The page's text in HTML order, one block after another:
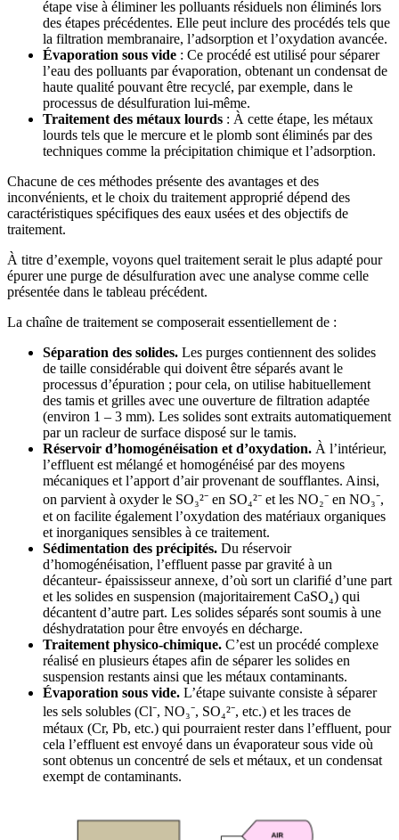
étape vise à éliminer les polluants résiduels non éliminés lors
des étapes précédentes. Elle peut inclure des procédés tels que
la filtration membranaire, l’adsorption et l’oxydation avancée.
Évaporation sous vide : Ce procédé est utilisé pour séparer
l’eau des polluants par évaporation, obtenant un condensat de
haute qualité pouvant être recyclé, par exemple, dans le
processus de désulfuration lui-même.
Traitement des métaux lourds : À cette étape, les métaux
lourds tels que le mercure et le plomb sont éliminés par des
techniques comme la précipitation chimique et l’adsorption.
Chacune de ces méthodes présente des avantages et des
inconvénients, et le choix du traitement approprié dépend des
caractéristiques spécifiques des eaux usées et des objectifs de
traitement.
À titre d’exemple, voyons quel traitement serait le plus adapté pour
épurer une purge de désulfuration avec une analyse comme celle
présentée dans le tableau précédent.
La chaîne de traitement se composerait essentiellement de :
Séparation des solides. Les purges contiennent des solides
de taille considérable qui doivent être séparés avant le
processus d’épuration ; pour cela, on utilise habituellement
des tamis et grilles avec une ouverture de filtration adaptée
(environ 1 – 3 mm). Les solides sont extraits automatiquement
par un racleur de surface disposé sur le tamis.
Réservoir d’homogénéisation et d’oxydation. À l’intérieur,
l’effluent est mélangé et homogénéisé par des moyens
mécaniques et l’apport d’air provenant de soufflantes. Ainsi,
on parvient à oxyder le SO₃²⁻ en SO₄²⁻ et les NO₂⁻ en NO₃⁻,
et on facilite également l’oxydation des matériaux organiques
et inorganiques sensibles à ce traitement.
Sédimentation des précipités. Du réservoir
d’homogénéisation, l’effluent passe par gravité à un
décanteur- épaississeur annexe, d’où sort un clarifié d’une part
et les solides en suspension (majoritairement CaSO₄) qui
décantent d’autre part. Les solides séparés sont soumis à une
déshydratation pour être envoyés en décharge.
Traitement physico-chimique. C’est un procédé complexe
réalisé en plusieurs étapes afin de séparer les solides en
suspension restants ainsi que les métaux contaminants.
Évaporation sous vide. L’étape suivante consiste à séparer
les sels solubles (Cl⁻, NO₃⁻, SO₄²⁻, etc.) et les traces de
métaux (Cr, Pb, etc.) qui pourraient rester dans l’effluent, pour
cela l’effluent est envoyé dans un évaporateur sous vide où
sont obtenus un concentré de sels et métaux, et un condensat
exempt de contaminants.